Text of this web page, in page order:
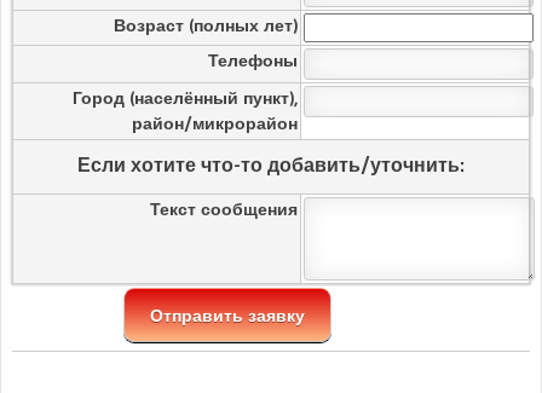
Возраст (полных лет)
Телефоны
Город (населённый пункт),
район/микрорайон
Если хотите что-то добавить/уточнить:
Текст сообщения